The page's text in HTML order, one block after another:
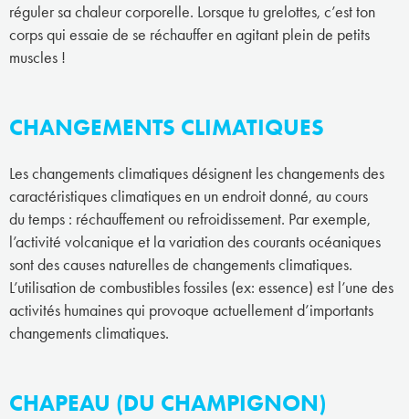
réguler sa chaleur corporelle. Lorsque tu grelottes, c’est ton
corps qui essaie de se réchauffer en agitant plein de petits
muscles !
CHANGEMENTS CLIMATIQUES
Les changements climatiques désignent les changements des
caractéristiques climatiques en un endroit donné, au cours
du temps : réchauffement ou refroidissement. Par exemple,
l’activité volcanique et la variation des courants océaniques
sont des causes naturelles de changements climatiques.
L’utilisation de combustibles fossiles (ex: essence) est l’une des
activités humaines qui provoque actuellement d’importants
changements climatiques.
CHAPEAU (DU CHAMPIGNON)